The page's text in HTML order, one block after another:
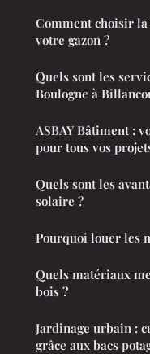
Comment choisir la
votre gazon ?
Quels sont les
Boulogne à
ASBAY Bâtiment :
pour tous vos
Quels sont les
solaire ?
Pourquoi louer les
Quels matériaux
bois ?
Jardinage urbain :
grâce aux bacs